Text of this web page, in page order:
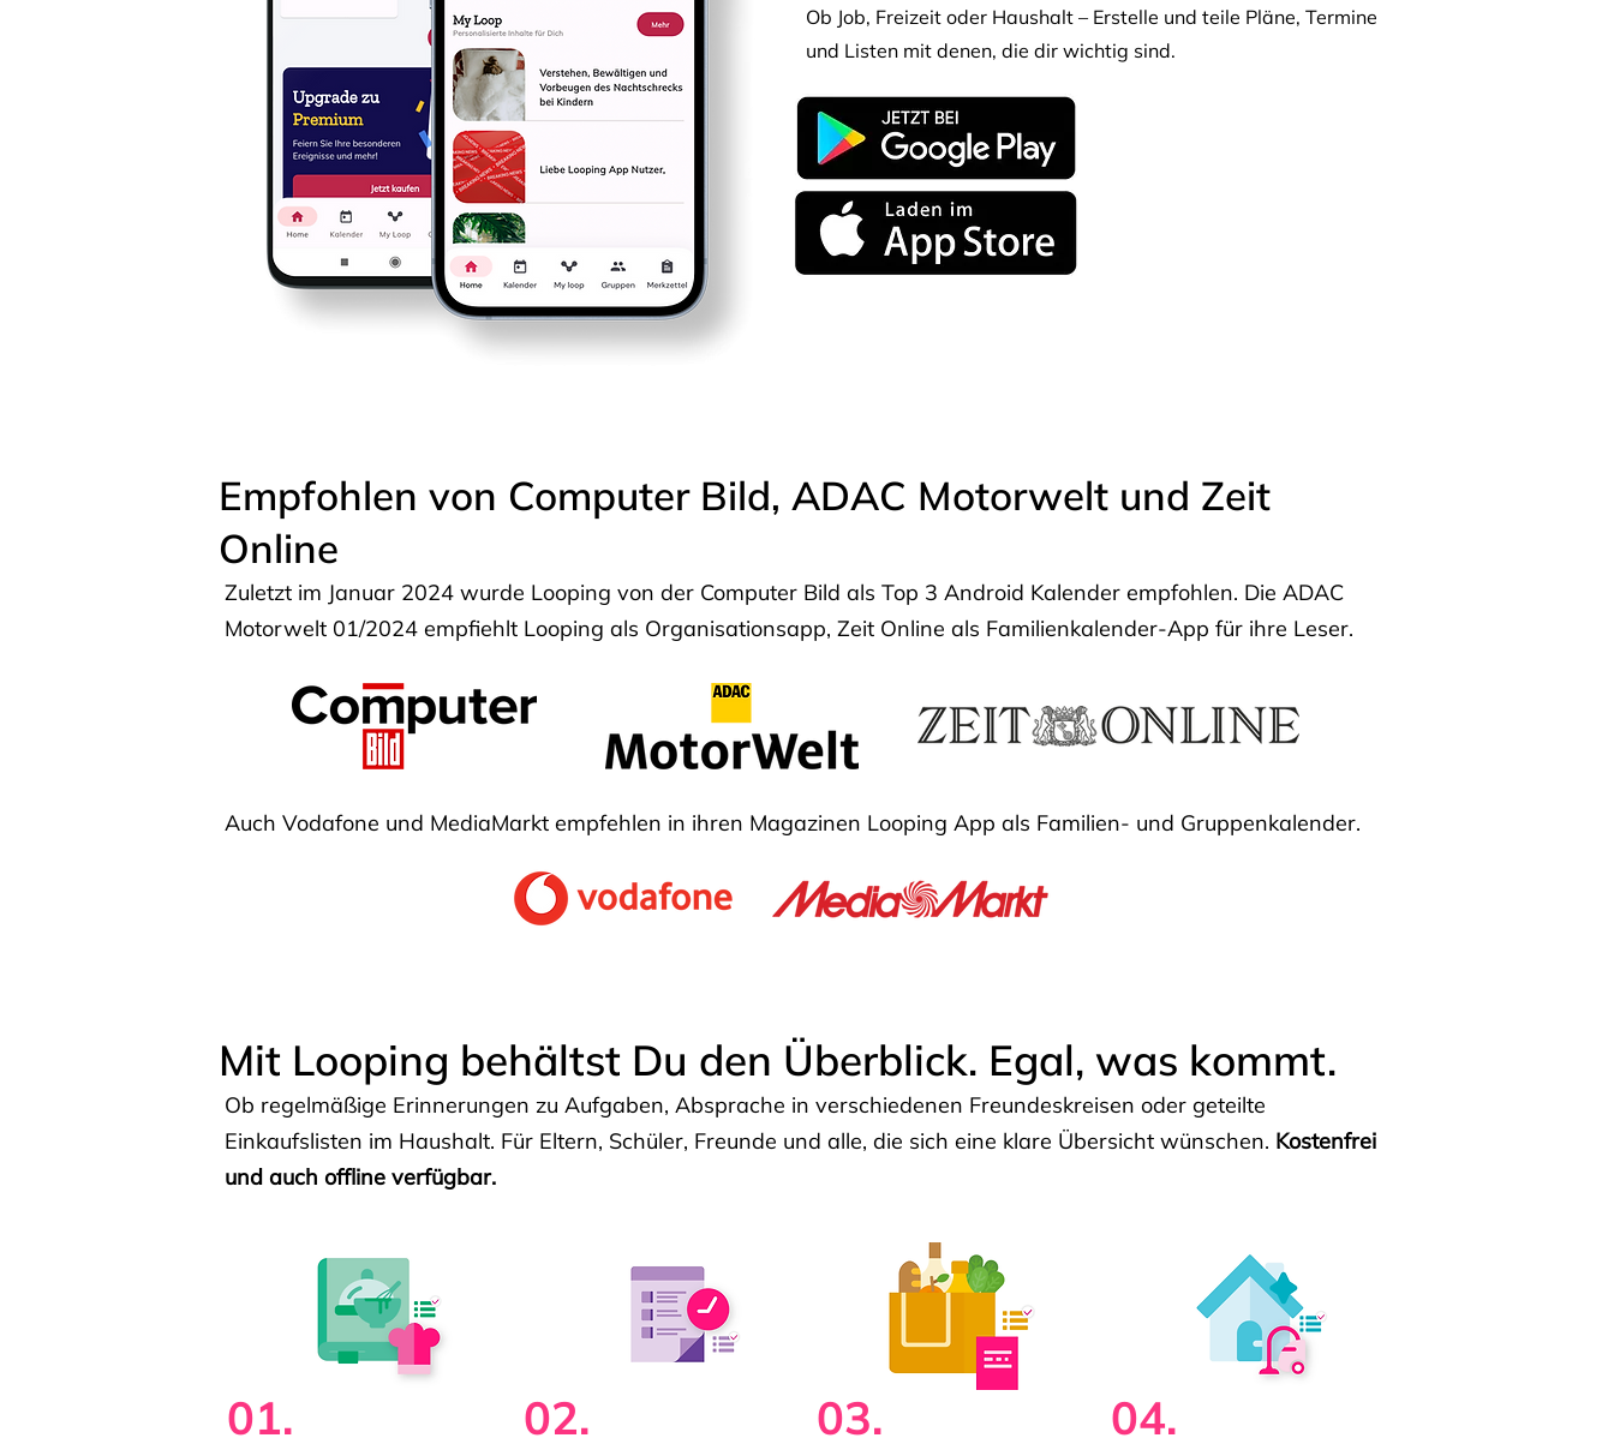
Ob Job, Freizeit oder Haushalt – Erstelle und teile Pläne, Termine
und Listen mit denen, die dir wichtig sind.
Empfohlen von Computer Bild, ADAC Motorwelt und Zeit
Online
Zuletzt im Januar 2024 wurde Looping von der Computer Bild als Top 3 Android Kalender empfohlen. Die ADAC
Motorwelt 01/2024 empfiehlt Looping als Organisationsapp, Zeit Online als Familienkalender-App für ihre Leser.
Auch Vodafone und MediaMarkt empfehlen in ihren Magazinen Looping App als Familien- und Gruppenkalender.
Mit Looping behältst Du den Überblick. Egal, was kommt.
Ob regelmäßige Erinnerungen zu Aufgaben, Absprache in verschiedenen Freundeskreisen oder geteilte
Einkaufslisten im Haushalt. Für Eltern, Schüler, Freunde und alle, die sich eine klare Übersicht wünschen. Kostenfrei
und auch offline verfügbar.
01. 02. 03. 04.